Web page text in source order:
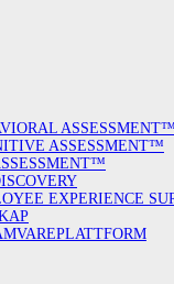
ASSESSMENT™
ASSESSMENT™
EXPERIENCE